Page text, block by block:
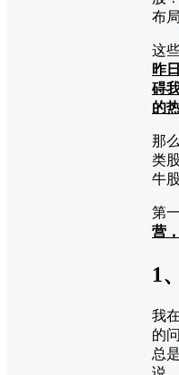
这
昨
碍
的
那
类
牛股
第
营
1
我
的
总